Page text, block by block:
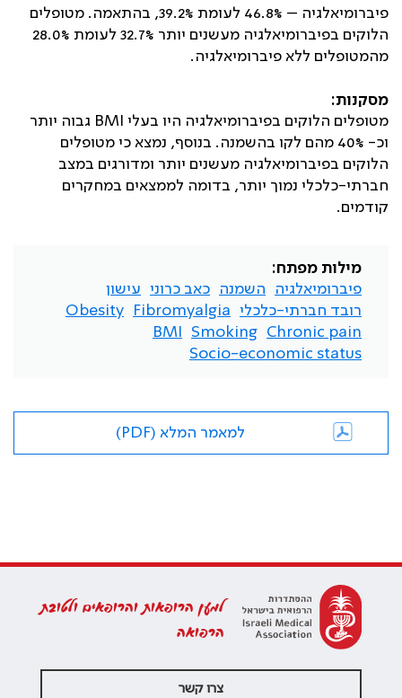
פיברומיאלגיה – 46.8% לעומת 39.2%, בהתאמה. מטופלים
הלוקים בפיברומיאלגיה מעשנים יותר 32.7% לעומת 28.0%
מהמטופלים ללא פיברומיאלגיה.
מסקנות:
מטופלים הלוקים בפיברומיאלגיה היו בעלי BMI גבוה יותר
וכ- 40% מהם לקו בהשמנה. בנוסף, נמצא כי מטופלים
הלוקים בפיברומיאלגיה מעשנים יותר ומדורגים במצב
חברתי-כלכלי נמוך יותר, בדומה לממצאים במחקרים
קודמים.
מילות מפתח:
פיברומיאלגיה
השמנה כאב כרוני
עישון
רובד חברתי-כלכלי
Fibromyalgia
Obesity
Chronic pain
Smoking
BMI
Socio-economic status
למאמר המלא (PDF)
למען הרופאות והרופאים ולטובת
הרפואה
צרו קשר